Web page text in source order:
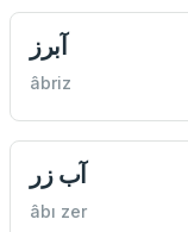
آبرز
âbriz
آب زر
âbı zer